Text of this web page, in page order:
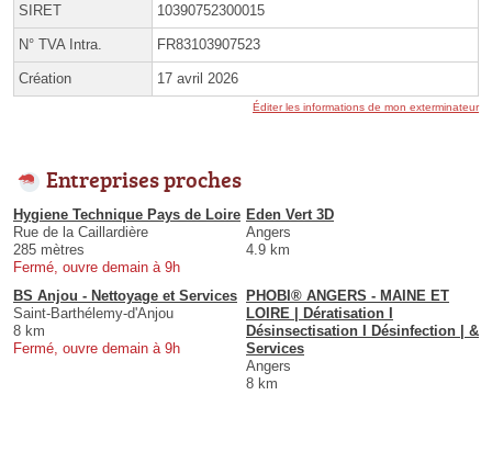
SIRET 10390752300015
N° TVA Intra. FR83103907523
Création 17 avril 2026
Éditer les informations de mon exterminateur
Entreprises proches
Hygiene Technique Pays de Loire
Rue de la Caillardière
285 mètres
Fermé, ouvre demain à 9h
Eden Vert 3D
Angers
4.9 km
BS Anjou - Nettoyage et Services
Saint-Barthélemy-d'Anjou
8 km
Fermé, ouvre demain à 9h
PHOBI® ANGERS - MAINE ET
LOIRE | Dératisation I
Désinsectisation I Désinfection | &
Services
Angers
8 km